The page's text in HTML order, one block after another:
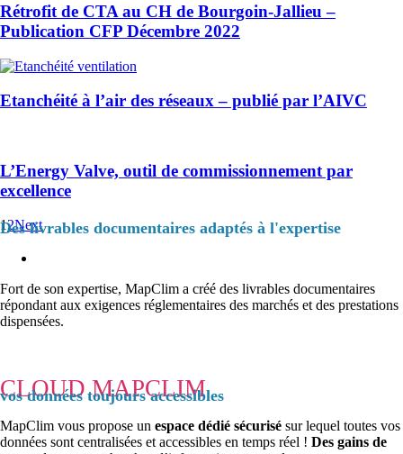
Rétrofit de CTA au CH de Bourgoin-Jallieu –
Publication CFP Décembre 2022
Etanchéité à l’air des réseaux – publié par l’AIVC
L’Energy Valve, outil de commissionnement par
excellence
12Next
Des livrables documentaires adaptés à l'expertise
Fort de son expertise, MapClim a créé des livrables documentaires
répondant aux exigences réglementaires des marchés et des prestations
dispensées.
CLOUD MAPCLIM
vos données toujours accessibles
MapClim vous propose un espace dédié sécurisé sur lequel toutes vos
données sont centralisées et accessibles en temps réel ! Des gains de